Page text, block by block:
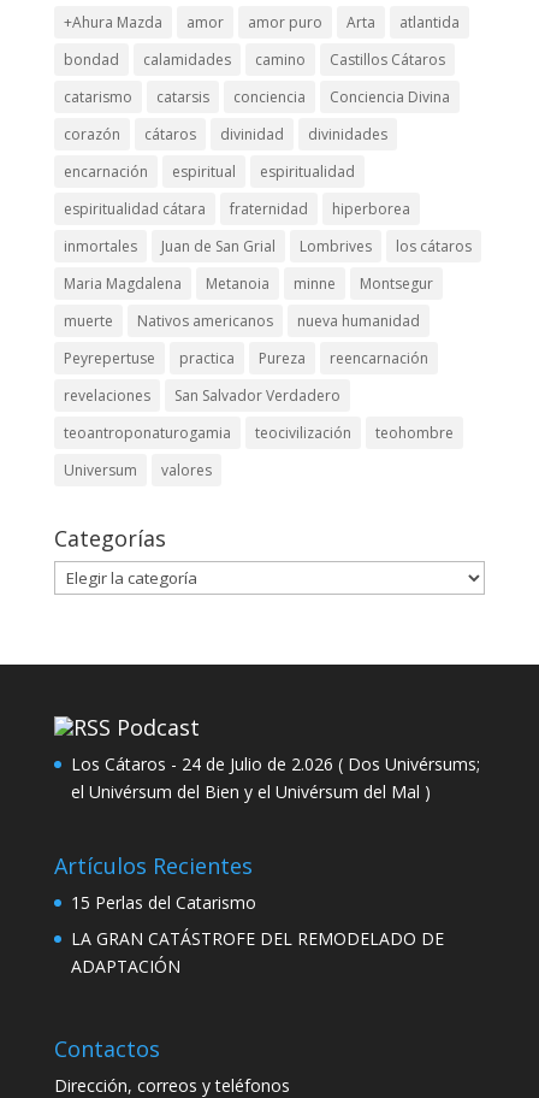
+Ahura Mazda amor amor puro Arta
atlantida
bondad
calamidades camino
Castillos Cátaros
catarismo
catarsis conciencia
Conciencia Divina
corazón
cátaros divinidad
divinidades
encarnación
espiritual
espiritualidad
espiritualidad cátara
fraternidad
hiperborea
inmortales
Juan de San Grial Lombrives
los cátaros
Maria Magdalena
Metanoia minne
Montsegur
muerte
Nativos americanos
nueva humanidad
Peyrepertuse
practica Pureza
reencarnación
revelaciones
San Salvador Verdadero
teoantroponaturogamia
teocivilización
teohombre
Universum
valores
Categorías
Categorías
Podcast
Los Cátaros - 24 de Julio de 2.026 ( Dos Univérsums;
el Univérsum del Bien y el Univérsum del Mal )
Artículos Recientes
15 Perlas del Catarismo
LA GRAN CATÁSTROFE DEL REMODELADO DE
ADAPTACIÓN
Contactos
Dirección, correos y teléfonos